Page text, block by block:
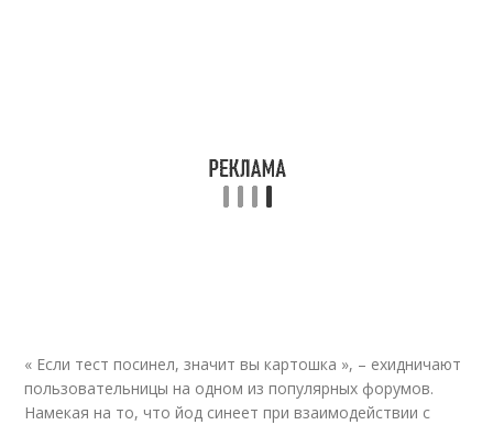
« Если тест посинел, значит вы картошка », – ехидничают
пользовательницы на одном из популярных форумов.
Намекая на то, что йод синеет при взаимодействии с